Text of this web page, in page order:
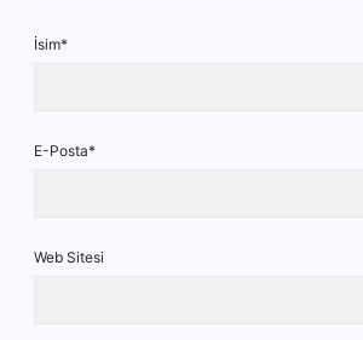
İsim*
E-Posta*
Web Sitesi